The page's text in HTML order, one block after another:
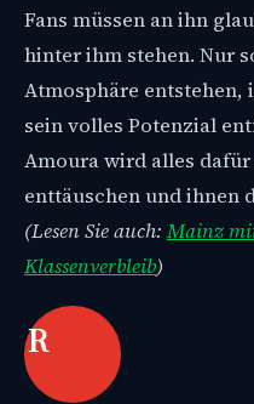
Fans müssen an ihn
hinter ihm stehen. Nur
Atmosphäre
sein volles Potenzial
Amoura wird alles
enttäuschen und ihnen
(Lesen Sie auch: Mainz
Klassenverbleib)
R